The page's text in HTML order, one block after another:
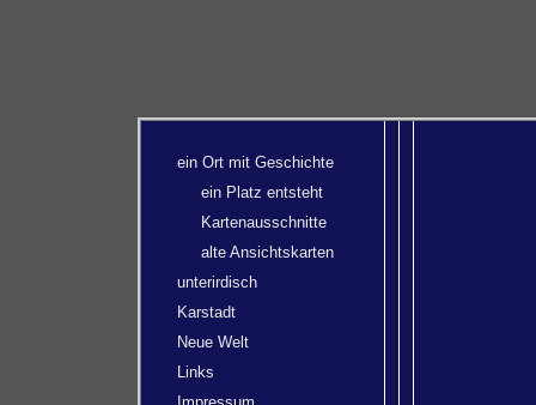
ein Ort mit Geschichte
ein Platz entsteht
Kartenausschnitte
alte Ansichtskarten
unterirdisch
Karstadt
Neue Welt
Links